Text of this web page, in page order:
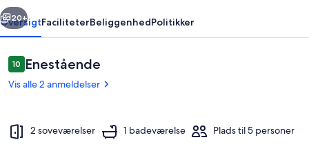
Næste
20+
OversigtFaciliteterBeliggenhedPolitikker
Anmeldelser
1010 ud af 10.
Enestående
Vis alle 2 anmeldelser
2 soveværelser 1 badeværelse Plads til 5 personer